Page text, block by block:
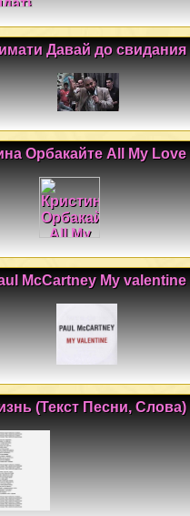
Давай до свидания
Орбакайте All My Love
McCartney My valentine
(Текст Песни, Слова)